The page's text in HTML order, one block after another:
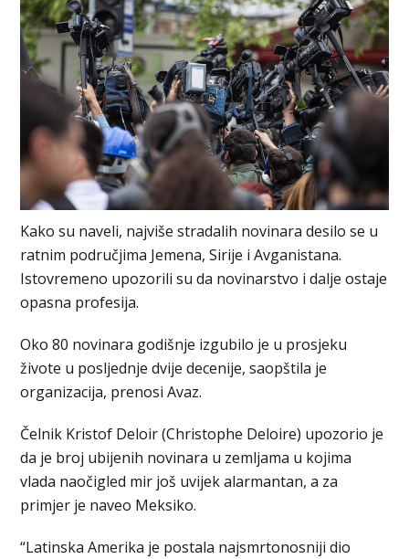
Kako su naveli, najviše stradalih novinara desilo se u
ratnim područjima Jemena, Sirije i Avganistana.
Istovremeno upozorili su da novinarstvo i dalje ostaje
opasna profesija.
Oko 80 novinara godišnje izgubilo je u prosjeku
živote u posljednje dvije decenije, saopštila je
organizacija, prenosi Avaz.
Čelnik Kristof Deloir (Christophe Deloire) upozorio je
da je broj ubijenih novinara u zemljama u kojima
vlada naočigled mir još uvijek alarmantan, a za
primjer je naveo Meksiko.
“Latinska Amerika je postala najsmrtonosniji dio